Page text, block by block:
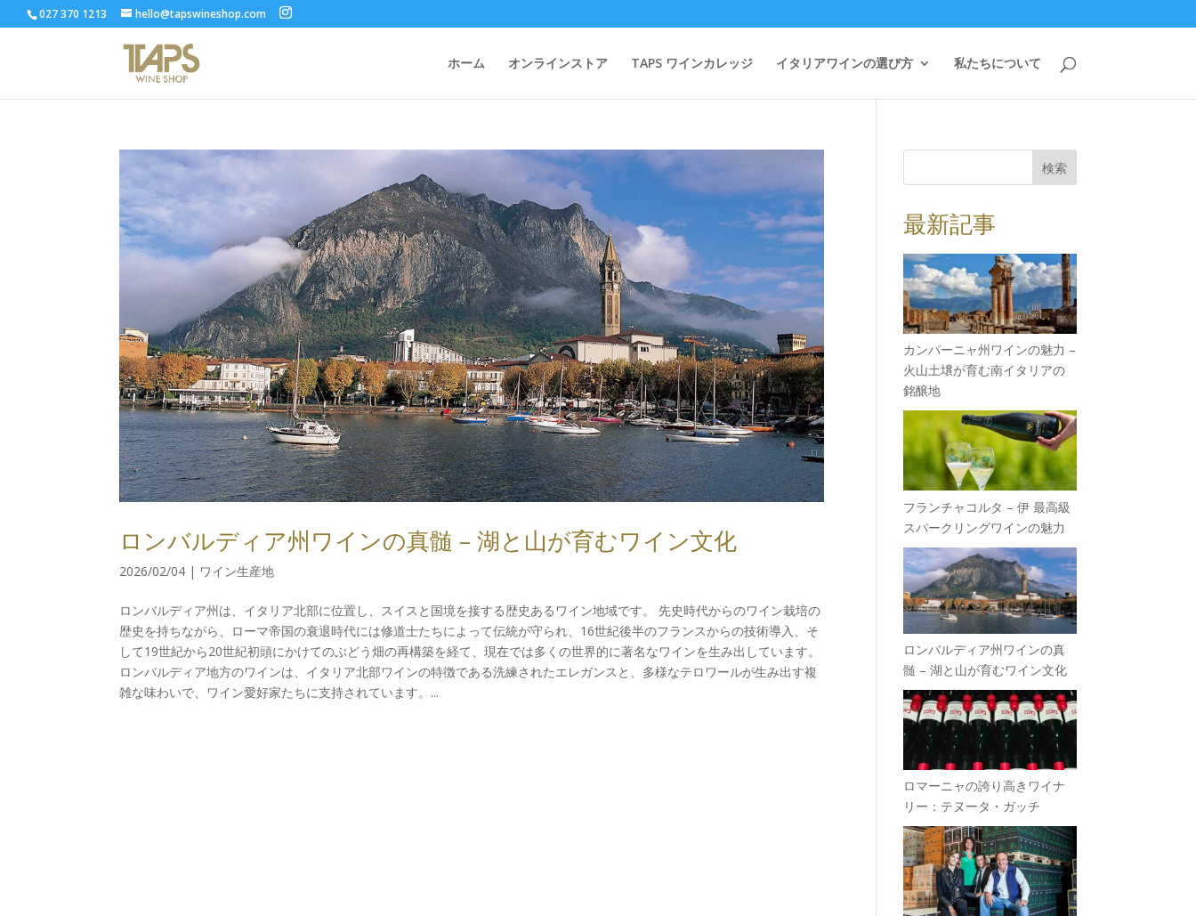
027 370 1213 hello@tapswineshop.com
ホーム オンラインストア TAPS ワインカレッジ イタリアワインの選び方 私たちについて
ロンバルディア州ワインの真髄 – 湖と山が育むワイン文化
2026/02/04 | ワイン生産地
ロンバルディア州は、イタリア北部に位置し、スイスと国境を接する歴史あるワイン地域です。 先史時代からのワイン栽培の
歴史を持ちながら、ローマ帝国の衰退時代には修道士たちによって伝統が守られ、16世紀後半のフランスからの技術導入、そ
して19世紀から20世紀初頭にかけてのぶどう畑の再構築を経て、現在では多くの世界的に著名なワインを生み出しています。
ロンバルディア地方のワインは、イタリア北部ワインの特徴である洗練されたエレガンスと、多様なテロワールが生み出す複
雑な味わいで、ワイン愛好家たちに支持されています。...
検索
最新記事
カンパーニャ州ワインの魅力 –
火山土壌が育む南イタリアの
銘醸地
フランチャコルタ – 伊 最高級
スパークリングワインの魅力
ロンバルディア州ワインの真
髄 – 湖と山が育むワイン文化
ロマーニャの誇り高きワイナ
リー：テヌータ・ガッチ